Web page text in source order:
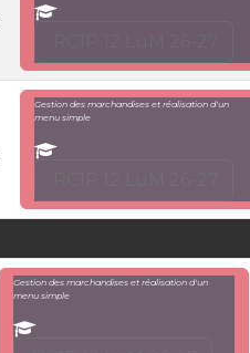
Gestion des marchandises et réalisation d'un
menu simple
Gestion des marchandises et réalisation d'un
menu simple